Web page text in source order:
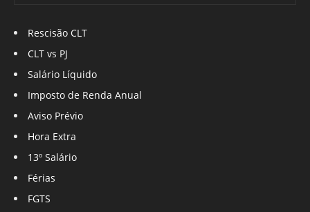
Rescisão CLT
CLT vs PJ
Salário Líquido
Imposto de Renda Anual
Aviso Prévio
Hora Extra
13º Salário
Férias
FGTS